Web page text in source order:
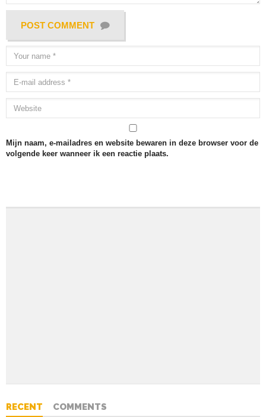
POST COMMENT
Mijn naam, e-mailadres en website bewaren in deze browser voor de
volgende keer wanneer ik een reactie plaats.
RECENT COMMENTS